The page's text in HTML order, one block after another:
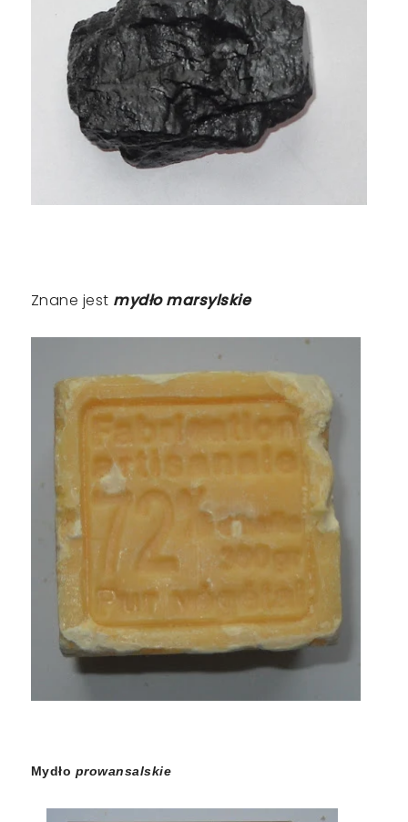
Znane jest mydło marsylskie
Mydło prowansalskie